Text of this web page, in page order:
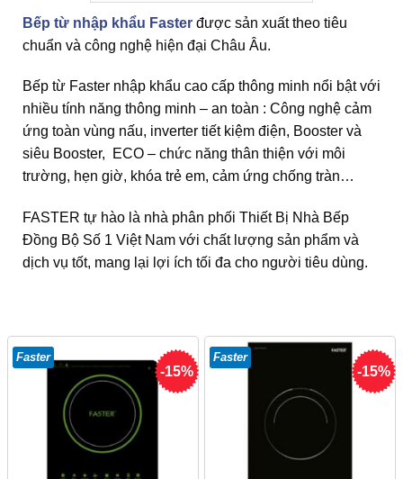
Bếp từ nhập khẩu Faster được sản xuất theo tiêu
chuẩn và công nghệ hiện đại Châu Âu.
Bếp từ Faster nhập khẩu cao cấp thông minh nổi bật với
nhiều tính năng thông minh – an toàn : Công nghệ cảm
ứng toàn vùng nấu, inverter tiết kiệm điện, Booster và
siêu Booster, ECO – chức năng thân thiện với môi
trường, hẹn giờ, khóa trẻ em, cảm ứng chống tràn…
FASTER tự hào là nhà phân phối Thiết Bị Nhà Bếp
Đồng Bộ Số 1 Việt Nam với chất lượng sản phẩm và
dịch vụ tốt, mang lại lợi ích tối đa cho người tiêu dùng.
-15%
Faster
-15%
Faster